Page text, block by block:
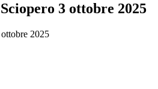
3 ottobre 2025
2025